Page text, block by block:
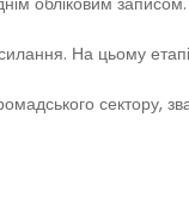
На цьому
сектору,